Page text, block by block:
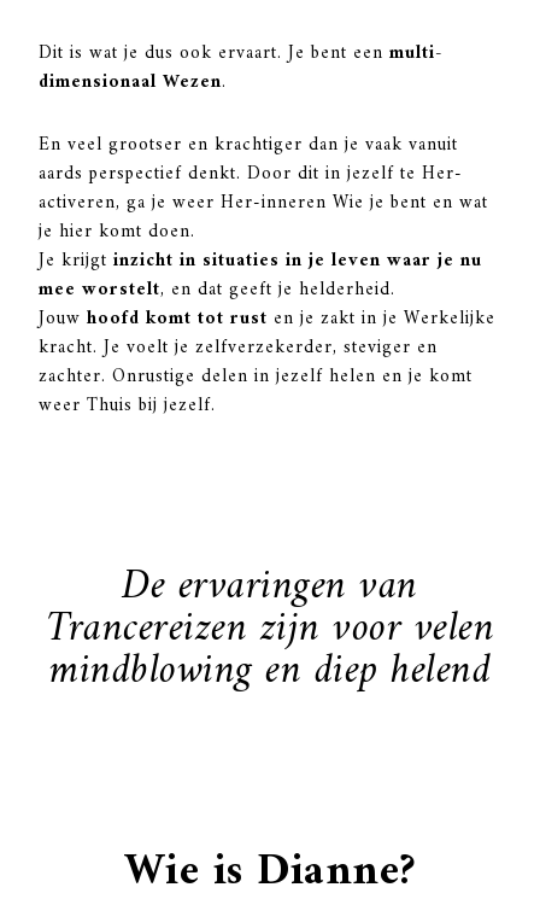
Dit is wat je dus ook ervaart. Je bent eenmulti-
dimensionaal Wezen.
En veel grootser en krachtiger dan je vaak vanuit
aards perspectief denkt. Door dit in jezelf te Her-
activeren, ga je weer Her-inneren Wie je bent en wat
je hier komt doen.
Je krijgtinzicht in situaties in je leven waar je nu
mee worstelt, en dat geeft je helderheid.
Jouwhoofd komt tot rust en je zakt in je Werkelijke
kracht. Je voelt je zelfverzekerder, steviger en
zachter. Onrustige delen in jezelf helen en je komt
weer Thuis bij jezelf.
De ervaringen van
Trancereizen zijn voor velen
mindblowing en diep helend
Wie is Dianne?